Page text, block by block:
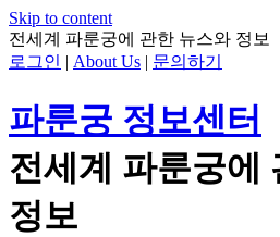
Skip to content
전세계 파룬궁에 관한 뉴스와 정보
로그인 | About Us | 문의하기
파룬궁 정보센터
전세계 파룬궁에
정보